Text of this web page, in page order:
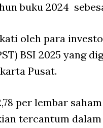
buku 2024
oleh para
BSI 2025 yang
Pusat.
per lembar
tercantum